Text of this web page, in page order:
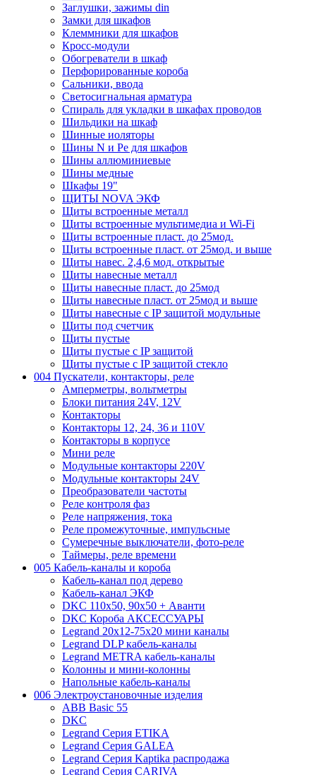
Заглушки, зажимы din
Замки для шкафов
Клеммники для шкафов
Кросс-модули
Обогреватели в шкаф
Перфорированные короба
Сальники, ввода
Светосигнальная арматура
Спираль для укладки в шкафах проводов
Шильдики на шкаф
Шинные иоляторы
Шины N и Pe для шкафов
Шины аллюминиевые
Шины медные
Шкафы 19"
ЩИТЫ NOVA ЭКФ
Щиты встроенные металл
Щиты встроенные мультимедиа и Wi-Fi
Щиты встроенные пласт. до 25мод.
Щиты встроенные пласт. от 25мод. и выше
Щиты навес. 2,4,6 мод. открытые
Щиты навесные металл
Щиты навесные пласт. до 25мод
Щиты навесные пласт. от 25мод и выше
Щиты навесные с IP защитой модульные
Щиты под счетчик
Щиты пустые
Щиты пустые с IP защитой
Щиты пустые с IP защитой стекло
004 Пускатели, контакторы, реле
Амперметры, вольтметры
Блоки питания 24V, 12V
Контакторы
Контакторы 12, 24, 36 и 110V
Контакторы в корпусе
Мини реле
Модульные контакторы 220V
Модульные контакторы 24V
Преобразователи частоты
Реле контроля фаз
Реле напряжения, тока
Реле промежуточные, импульсные
Сумеречные выключатели, фото-реле
Таймеры, реле времени
005 Кабель-каналы и короба
Кабель-канал под дерево
Кабель-канал ЭКФ
DKC 110х50, 90х50 + Аванти
DKC Короба АКСЕССУАРЫ
Legrand 20х12-75х20 мини каналы
Legrand DLP кабель-каналы
Legrand METRA кабель-каналы
Колонны и мини-колонны
Напольные кабель-каналы
006 Электроустановочные изделия
ABB Basic 55
DKC
Legrand Серия ETIKA
Legrand Серия GALEA
Legrand Серия Kaptika распродажа
Legrand Серия CARIVA